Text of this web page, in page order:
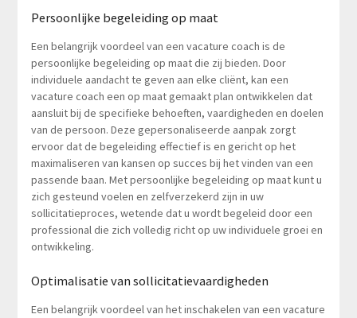
Persoonlijke begeleiding op maat
Een belangrijk voordeel van een vacature coach is de
persoonlijke begeleiding op maat die zij bieden. Door
individuele aandacht te geven aan elke cliënt, kan een
vacature coach een op maat gemaakt plan ontwikkelen dat
aansluit bij de specifieke behoeften, vaardigheden en doelen
van de persoon. Deze gepersonaliseerde aanpak zorgt
ervoor dat de begeleiding effectief is en gericht op het
maximaliseren van kansen op succes bij het vinden van een
passende baan. Met persoonlijke begeleiding op maat kunt u
zich gesteund voelen en zelfverzekerd zijn in uw
sollicitatieproces, wetende dat u wordt begeleid door een
professional die zich volledig richt op uw individuele groei en
ontwikkeling.
Optimalisatie van sollicitatievaardigheden
Een belangrijk voordeel van het inschakelen van een vacature